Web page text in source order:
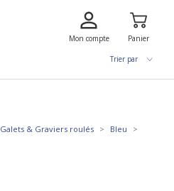
Mon compte Panier
Trier par
Galets & Graviers roulés
Bleu